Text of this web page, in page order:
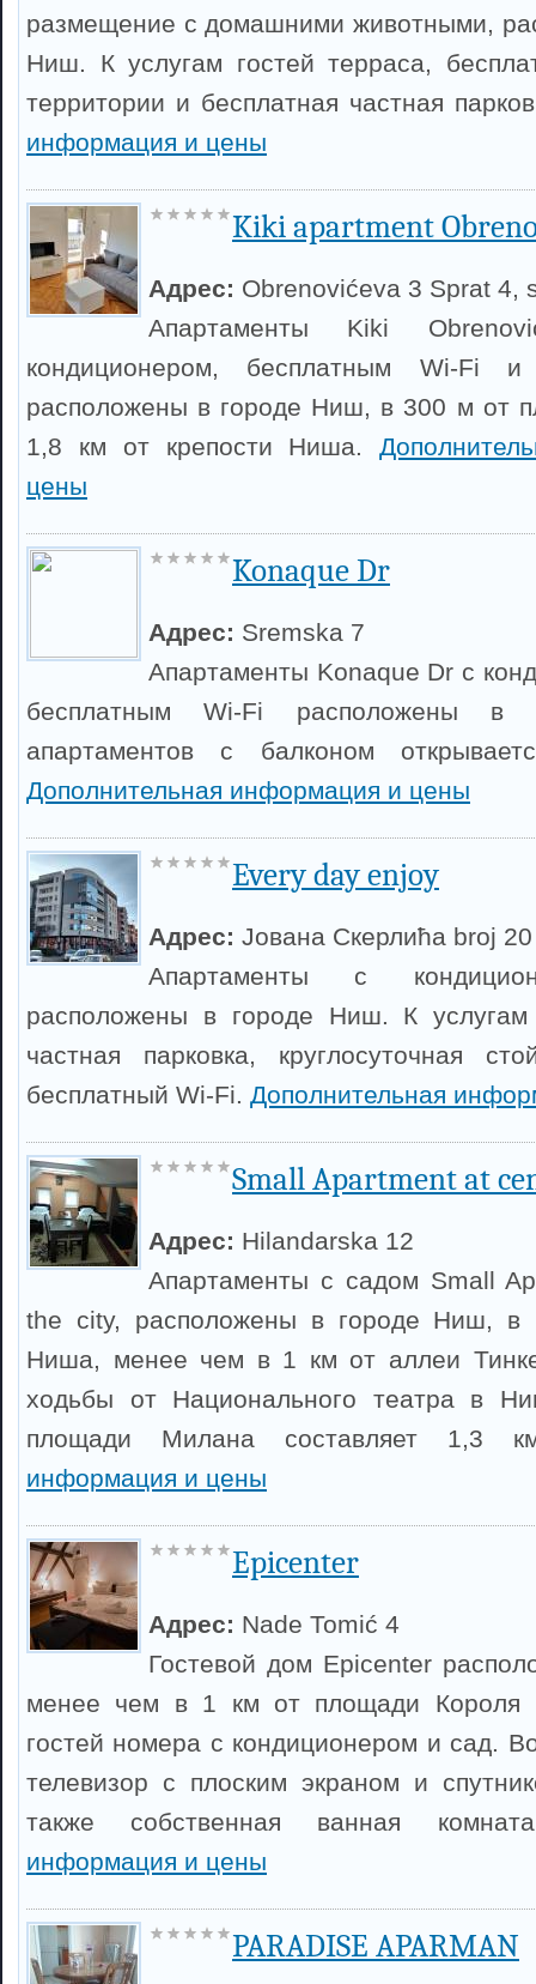
размещение с домашними животными,
Ниш. К услугам гостей терраса,
территории и бесплатная частная
информация и цены
Kiki apartment
Адрес: Obrenovićeva 3 Sprat 4,
Апартаменты Kiki
кондиционером, бесплатным Wi-Fi
расположены в городе Ниш, в 300 м от
1,8 км от крепости Ниша.
цены
Konaque Dr
Адрес: Sremska 7
Апартаменты Konaque Dr с
бесплатным Wi-Fi расположены
апартаментов с балконом
Дополнительная информация и цены
Every day enjoy
Адрес: Јована Скерлића broj
Апартаменты с
расположены в городе Ниш. К услугам
частная парковка, круглосуточная
бесплатный Wi-Fi. Дополнительная
Small Apartment at
Адрес: Hilandarska 12
Апартаменты с садом Small
the city, расположены в городе Ниш, в
Ниша, менее чем в 1 км от аллеи
ходьбы от Национального театра в
площади Милана составляет 1,3
информация и цены
Epicenter
Адрес: Nade Tomić 4
Гостевой дом Epicenter
менее чем в 1 км от площади Короля
гостей номера с кондиционером и сад.
телевизор с плоским экраном и
также собственная ванная
информация и цены
PARADISE APARMAN